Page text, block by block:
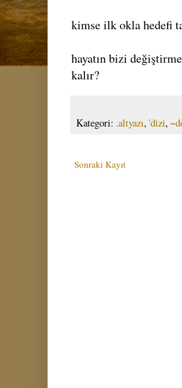
kimse ilk okla hedefi
hayatın bizi
kalır?
Kategori: .altyazı,'dizi,
Sonraki Kayıt